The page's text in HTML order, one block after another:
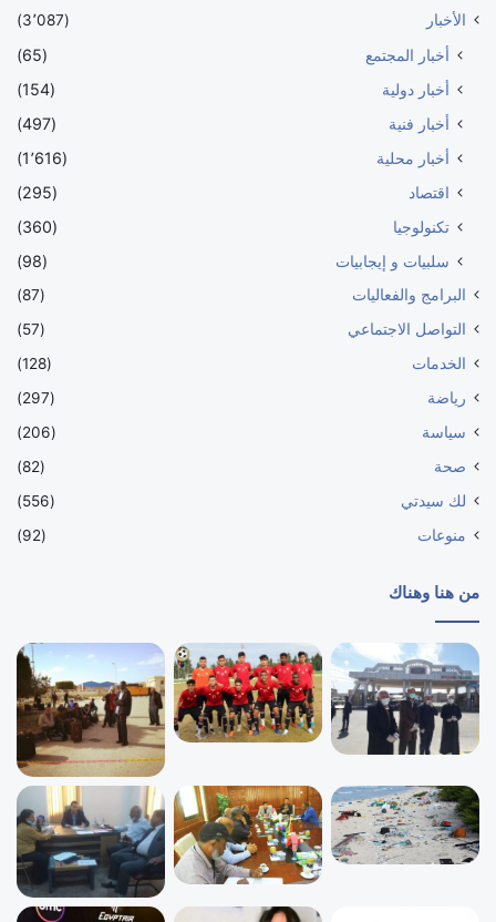
الأخبار (3٬087)
أخبار المجتمع
(65)
أخبار دولية
(154)
أخبار فنية
(497)
أخبار محلية
(1٬616)
اقتصاد
(295)
تكنولوجيا
(360)
سلبيات و إيجابيات
(98)
البرامج والفعاليات
(87)
التواصل الاجتماعي
(57)
الخدمات
(128)
رياضة
(297)
سياسة
(206)
صحة
(82)
لك سيدتي
(556)
منوعات
(92)
من هنا وهناك